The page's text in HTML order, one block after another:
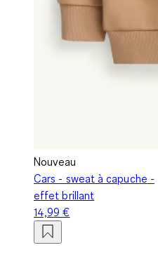
Nouveau
Cars - sweat à capuche -
effet brillant
14,99 €